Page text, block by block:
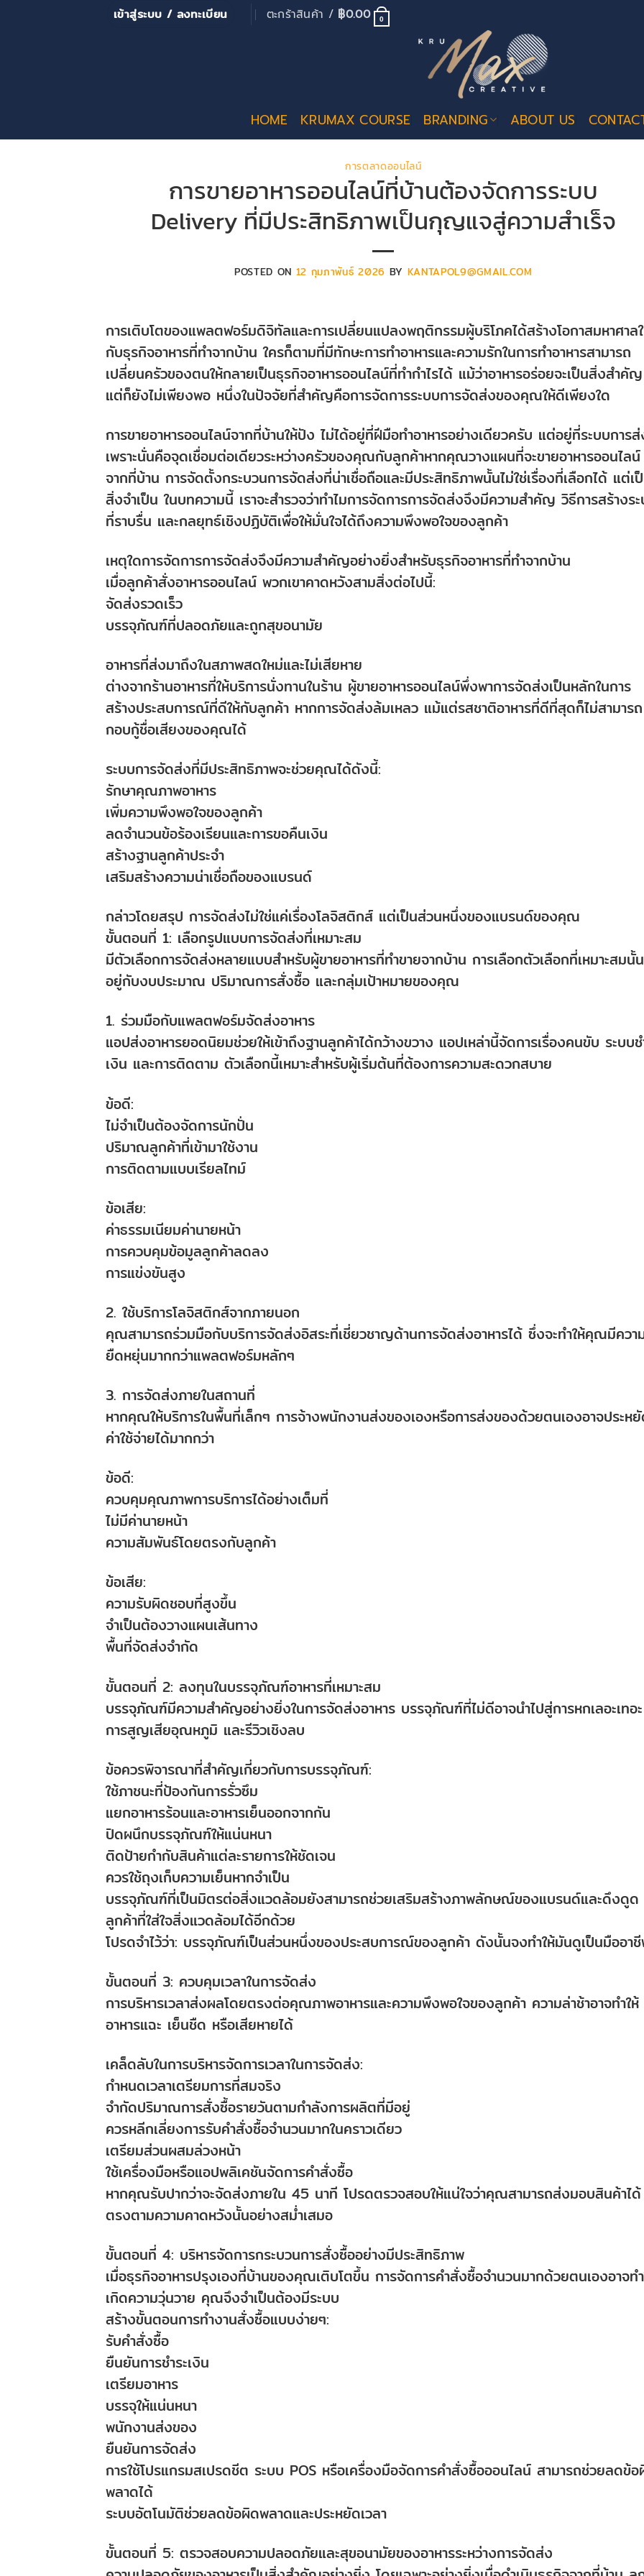
เข้าสู่ระบบ / ลงทะเบียน ตะกร้าสินค้า / ฿0.00 0
HOME KRUMAX COURSE BRANDING ABOUT US
การตลาดออนไลน์
การขายอาหารออนไลน์ที่บ้านต้องจัดการระบบ
Delivery ที่มีประสิทธิภาพเป็นกุญแจสู่ความสำเร็จ
POSTED ON 12 กุมภาพันธ์ 2026 BY KANTAPOL9@GMAIL.COM
การเติบโตของแพลตฟอร์มดิจิทัลและการเปลี่ยนแปลงพฤติกรรมผู้บริโภคได้สร้างโอกาสมหาศาล
กับธุรกิจอาหารที่ทำจากบ้าน ใครก็ตามที่มีทักษะการทำอาหารและความรักในการทำอาหารสามารถ
เปลี่ยนครัวของตนให้กลายเป็นธุรกิจอาหารออนไลน์ที่ทำกำไรได้ แม้ว่าอาหารอร่อยจะเป็นสิ่งสำคัญ
แต่ก็ยังไม่เพียงพอ หนึ่งในปัจจัยที่สำคัญคือการจัดการระบบการจัดส่งของคุณให้ดีเพียงใด
การขายอาหารออนไลน์จากที่บ้านให้ปัง ไม่ได้อยู่ที่ฝีมือทำอาหารอย่างเดียวครับ แต่อยู่ที่ระบบการ
เพราะนั่นคือจุดเชื่อมต่อเดียวระหว่างครัวของคุณกับลูกค้าหากคุณวางแผนที่จะขายอาหารออนไลน์
จากที่บ้าน การจัดตั้งกระบวนการจัดส่งที่น่าเชื่อถือและมีประสิทธิภาพนั้นไม่ใช่เรื่องที่เลือกได้ แต่เ
สิ่งจำเป็น ในบทความนี้ เราจะสำรวจว่าทำไมการจัดการการจัดส่งจึงมีความสำคัญ วิธีการสร้างร
ที่ราบรื่น และกลยุทธ์เชิงปฏิบัติเพื่อให้มั่นใจได้ถึงความพึงพอใจของลูกค้า
เหตุใดการจัดการการจัดส่งจึงมีความสำคัญอย่างยิ่งสำหรับธุรกิจอาหารที่ทำจากบ้าน
เมื่อลูกค้าสั่งอาหารออนไลน์ พวกเขาคาดหวังสามสิ่งต่อไปนี้:
จัดส่งรวดเร็ว
บรรจุภัณฑ์ที่ปลอดภัยและถูกสุขอนามัย
อาหารที่ส่งมาถึงในสภาพสดใหม่และไม่เสียหาย
ต่างจากร้านอาหารที่ให้บริการนั่งทานในร้าน ผู้ขายอาหารออนไลน์พึ่งพาการจัดส่งเป็นหลักในการ
สร้างประสบการณ์ที่ดีให้กับลูกค้า หากการจัดส่งล้มเหลว แม้แต่รสชาติอาหารที่ดีที่สุดก็ไม่สามารถ
กอบกู้ชื่อเสียงของคุณได้
ระบบการจัดส่งที่มีประสิทธิภาพจะช่วยคุณได้ดังนี้:
รักษาคุณภาพอาหาร
เพิ่มความพึงพอใจของลูกค้า
ลดจำนวนข้อร้องเรียนและการขอคืนเงิน
สร้างฐานลูกค้าประจำ
เสริมสร้างความน่าเชื่อถือของแบรนด์
กล่าวโดยสรุป การจัดส่งไม่ใช่แค่เรื่องโลจิสติกส์ แต่เป็นส่วนหนึ่งของแบรนด์ของคุณ
ขั้นตอนที่ 1: เลือกรูปแบบการจัดส่งที่เหมาะสม
มีตัวเลือกการจัดส่งหลายแบบสำหรับผู้ขายอาหารที่ทำขายจากบ้าน การเลือกตัวเลือกที่เหมาะสมนั้
อยู่กับงบประมาณ ปริมาณการสั่งซื้อ และกลุ่มเป้าหมายของคุณ
1. ร่วมมือกับแพลตฟอร์มจัดส่งอาหาร
แอปส่งอาหารยอดนิยมช่วยให้เข้าถึงฐานลูกค้าได้กว้างขวาง แอปเหล่านี้จัดการเรื่องคนขับ ระบบช
เงิน และการติดตาม ตัวเลือกนี้เหมาะสำหรับผู้เริ่มต้นที่ต้องการความสะดวกสบาย
ข้อดี:
ไม่จำเป็นต้องจัดการนักปั่น
ปริมาณลูกค้าที่เข้ามาใช้งาน
การติดตามแบบเรียลไทม์
ข้อเสีย:
ค่าธรรมเนียมค่านายหน้า
การควบคุมข้อมูลลูกค้าลดลง
การแข่งขันสูง
2. ใช้บริการโลจิสติกส์จากภายนอก
คุณสามารถร่วมมือกับบริการจัดส่งอิสระที่เชี่ยวชาญด้านการจัดส่งอาหารได้ ซึ่งจะทำให้คุณมีควา
ยืดหยุ่นมากกว่าแพลตฟอร์มหลักๆ
3. การจัดส่งภายในสถานที่
หากคุณให้บริการในพื้นที่เล็กๆ การจ้างพนักงานส่งของเองหรือการส่งของด้วยตนเองอาจประห
ค่าใช้จ่ายได้มากกว่า
ข้อดี:
ควบคุมคุณภาพการบริการได้อย่างเต็มที่
ไม่มีค่านายหน้า
ความสัมพันธ์โดยตรงกับลูกค้า
ข้อเสีย:
ความรับผิดชอบที่สูงขึ้น
จำเป็นต้องวางแผนเส้นทาง
พื้นที่จัดส่งจำกัด
ขั้นตอนที่ 2: ลงทุนในบรรจุภัณฑ์อาหารที่เหมาะสม
บรรจุภัณฑ์มีความสำคัญอย่างยิ่งในการจัดส่งอาหาร บรรจุภัณฑ์ที่ไม่ดีอาจนำไปสู่การหกเลอะเทอะ
การสูญเสียอุณหภูมิ และรีวิวเชิงลบ
ข้อควรพิจารณาที่สำคัญเกี่ยวกับการบรรจุภัณฑ์:
ใช้ภาชนะที่ป้องกันการรั่วซึม
แยกอาหารร้อนและอาหารเย็นออกจากกัน
ปิดผนึกบรรจุภัณฑ์ให้แน่นหนา
ติดป้ายกำกับสินค้าแต่ละรายการให้ชัดเจน
ควรใช้ถุงเก็บความเย็นหากจำเป็น
บรรจุภัณฑ์ที่เป็นมิตรต่อสิ่งแวดล้อมยังสามารถช่วยเสริมสร้างภาพลักษณ์ของแบรนด์และดึงดูด
ลูกค้าที่ใส่ใจสิ่งแวดล้อมได้อีกด้วย
โปรดจำไว้ว่า: บรรจุภัณฑ์เป็นส่วนหนึ่งของประสบการณ์ของลูกค้า ดังนั้นจงทำให้มันดูเป็นมืออา
ขั้นตอนที่ 3: ควบคุมเวลาในการจัดส่ง
การบริหารเวลาส่งผลโดยตรงต่อคุณภาพอาหารและความพึงพอใจของลูกค้า ความล่าช้าอาจทำให้
อาหารแฉะ เย็นชืด หรือเสียหายได้
เคล็ดลับในการบริหารจัดการเวลาในการจัดส่ง:
กำหนดเวลาเตรียมการที่สมจริง
จำกัดปริมาณการสั่งซื้อรายวันตามกำลังการผลิตที่มีอยู่
ควรหลีกเลี่ยงการรับคำสั่งซื้อจำนวนมากในคราวเดียว
เตรียมส่วนผสมล่วงหน้า
ใช้เครื่องมือหรือแอปพลิเคชันจัดการคำสั่งซื้อ
หากคุณรับปากว่าจะจัดส่งภายใน 45 นาที โปรดตรวจสอบให้แน่ใจว่าคุณสามารถส่งมอบสินค้าได้
ตรงตามความคาดหวังนั้นอย่างสม่ำเสมอ
ขั้นตอนที่ 4: บริหารจัดการกระบวนการสั่งซื้ออย่างมีประสิทธิภาพ
เมื่อธุรกิจอาหารปรุงเองที่บ้านของคุณเติบโตขึ้น การจัดการคำสั่งซื้อจำนวนมากด้วยตนเองอาจท
เกิดความวุ่นวาย คุณจึงจำเป็นต้องมีระบบ
สร้างขั้นตอนการทำงานสั่งซื้อแบบง่ายๆ:
รับคำสั่งซื้อ
ยืนยันการชำระเงิน
เตรียมอาหาร
บรรจุให้แน่นหนา
พนักงานส่งของ
ยืนยันการจัดส่ง
การใช้โปรแกรมสเปรดชีต ระบบ POS หรือเครื่องมือจัดการคำสั่งซื้อออนไลน์ สามารถช่วยลดข้
พลาดได้
ระบบอัตโนมัติช่วยลดข้อผิดพลาดและประหยัดเวลา
ขั้นตอนที่ 5: ตรวจสอบความปลอดภัยและสุขอนามัยของอาหารระหว่างการจัดส่ง